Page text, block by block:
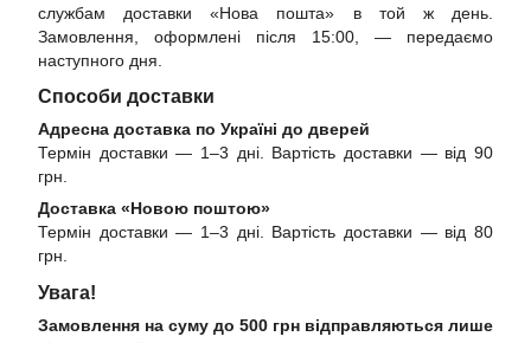
службам доставки «Нова пошта» в той ж день.
Замовлення, оформлені після 15:00, — передаємо
наступного дня.
Способи доставки
Адресна доставка по Україні до дверей
Термін доставки — 1–3 дні. Вартість доставки — від 90
грн.
Доставка «Новою поштою»
Термін доставки — 1–3 дні. Вартість доставки — від 80
грн.
Увага!
Замовлення на суму до 500 грн відправляються лише